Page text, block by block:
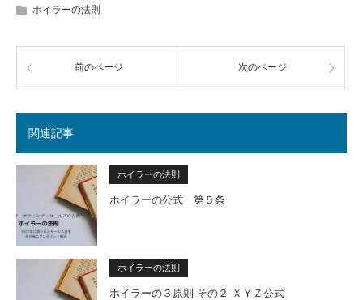
ホイラーの法則
前のページ 次のページ
関連記事
ホイラーの法則
ホイラーの公式 第５条
ホイラーの法則
ホイラーの３原則 その２ ＸＹＺ公式